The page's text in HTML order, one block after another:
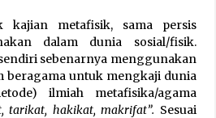
kajian metafisik, sama persis
dalam dunia sosial/fisik.
sebenarnya menggunakan
beragama untuk mengkaji dunia
ilmiah metafisika/agama
tarikat, hakikat, makrifat”. Sesuai